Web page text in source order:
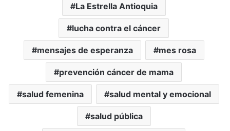
La Estrella Antioquia
lucha contra el cáncer
mensajes de esperanza mes rosa
prevención cáncer de mama
salud femenina salud mental y emocional
salud pública